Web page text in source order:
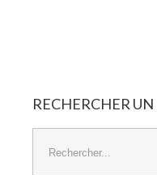
RECHERCHER UN